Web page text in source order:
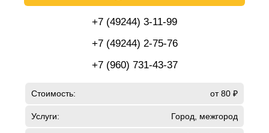
+7 (49244) 3-11-99
+7 (49244) 2-75-76
+7 (960) 731-43-37
Стоимость: от 80 ₽
Услуги: Город, межгород